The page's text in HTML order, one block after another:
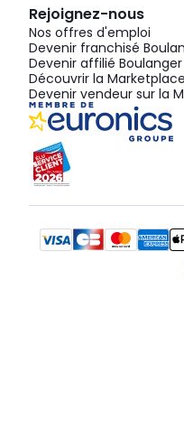
Rejoignez-nous
Nos offres d'emploi
Devenir franchisé
Devenir affilié Boulanger
Découvrir la Marketplace
Devenir vendeur sur la